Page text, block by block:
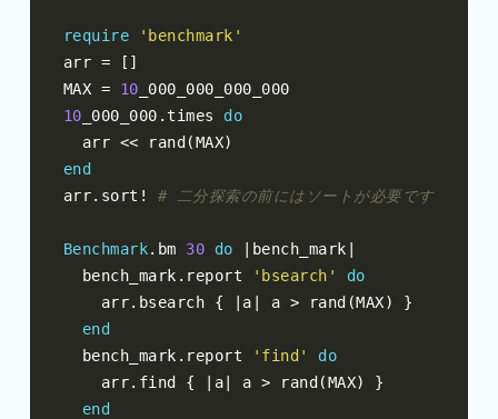
require
'benchmark'
arr =
[]
MAX = 10
10 _000_000 .times do
  arr
<< rand(MAX)
end
arr. sort ! # 二分探索の前にはソートが必要です
Benchmark. bm 30 do | bench_mark |
  bench_mark
. report 'bsearch'
do
    arr
. bsearch { | a | a > rand (MAX)
}
end
  bench_mark
. report 'find'
do
    arr
. find { | a| a > rand(MAX)
}
end